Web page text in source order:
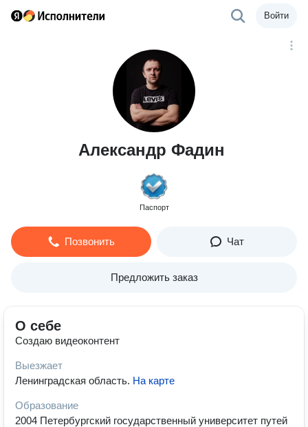
Войти
Александр Фадин
Паспорт
Позвонить Чат
Предложить заказ
О себе
Создаю видеоконтент
Выезжает
Ленинградская область. На карте
Образование
2004 Петербургский государственный университет путей